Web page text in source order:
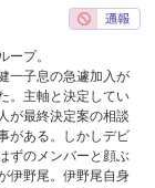
ープ。
一子息の急遽加入が
。主軸と決定してい
が最終決定案の相談
がある。しかしデビ
ずのメンバーと顔ぶ
伊野尾。伊野尾自身